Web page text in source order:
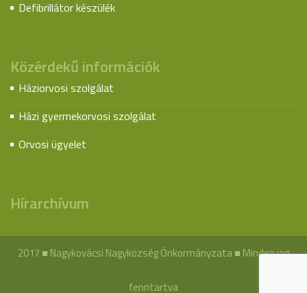
Defibrillátor készülék
Közérdekű információk
Háziorvosi szolgálat
Házi gyermekorvosi szolgálat
Orvosi ügyelet
Hírarchívum
2017 ■ Nagykovácsi Nagyközség Önkormányzata ■ Minden jog
fenntartva